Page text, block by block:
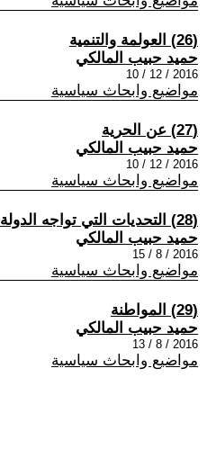
(26) العولمة والتنمية
حميد حبيب المالكي
2016 / 12 / 10
مواضيع وابحاث سياسية
(27) عن الحرية
حميد حبيب المالكي
2016 / 12 / 10
مواضيع وابحاث سياسية
(28) التحديات التي تواجه الدولة العراقية
حميد حبيب المالكي
2016 / 8 / 15
مواضيع وابحاث سياسية
(29) المواطنة
حميد حبيب المالكي
2016 / 8 / 13
مواضيع وابحاث سياسية